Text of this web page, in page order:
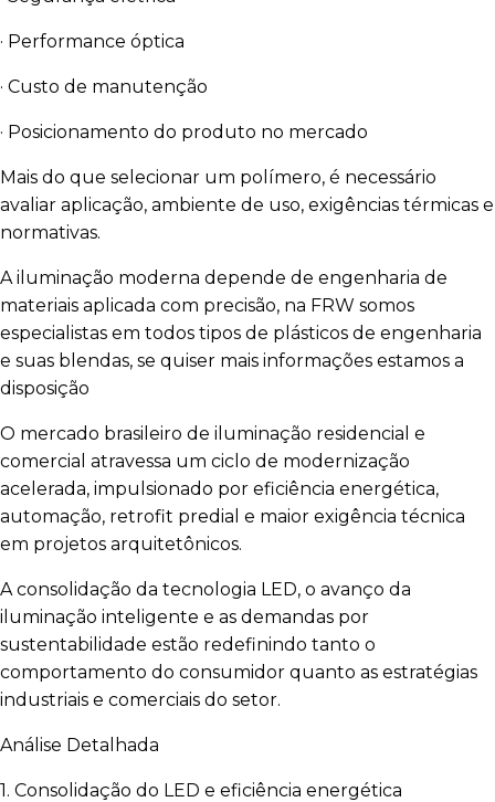
· Performance óptica
· Custo de manutenção
· Posicionamento do produto no mercado
Mais do que selecionar um polímero, é necessário
avaliar aplicação, ambiente de uso, exigências térmicas e
normativas.
A iluminação moderna depende de engenharia de
materiais aplicada com precisão, na FRW somos
especialistas em todos tipos de plásticos de engenharia
e suas blendas, se quiser mais informações estamos a
disposição
O mercado brasileiro de iluminação residencial e
comercial atravessa um ciclo de modernização
acelerada, impulsionado por eficiência energética,
automação, retrofit predial e maior exigência técnica
em projetos arquitetônicos.
A consolidação da tecnologia LED, o avanço da
iluminação inteligente e as demandas por
sustentabilidade estão redefinindo tanto o
comportamento do consumidor quanto as estratégias
industriais e comerciais do setor.
Análise Detalhada
1. Consolidação do LED e eficiência energética